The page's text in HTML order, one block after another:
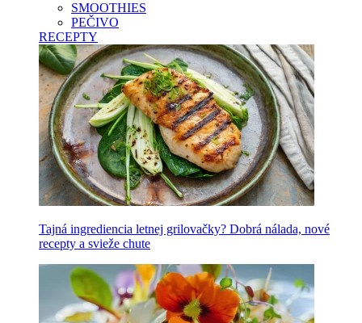
SMOOTHIES
PEČIVO
RECEPTY
Tajná ingrediencia letnej grilovačky? Dobrá nálada, nové
recepty a svieže chute